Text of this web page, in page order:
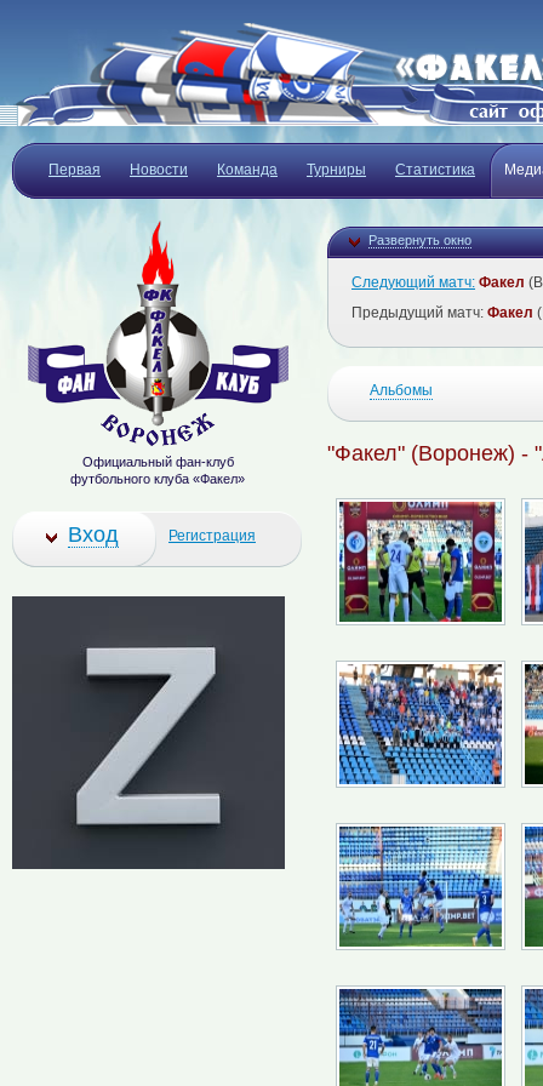
Первая Новости Команда Турниры Статистика
Развернуть окно
Следующий матч: Факел
Предыдущий матч: Факел
Альбомы
"Факел" (Воронеж) -
Официальный фан-клуб
футбольного клуба «Факел»
Вход Регистрация